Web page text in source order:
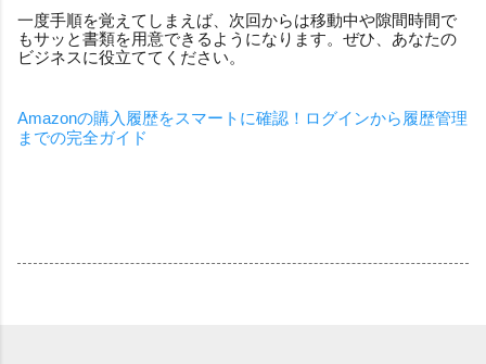
一度手順を覚えてしまえば、次回からは移動中や隙間時間で
もサッと書類を用意できるようになります。ぜひ、あなたの
ビジネスに役立ててください。
Amazonの購入履歴をスマートに確認！ログインから履歴管理
までの完全ガイド